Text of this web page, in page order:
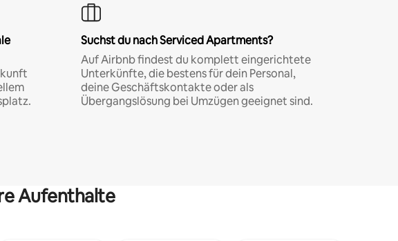
Suchst du nach Serviced Apartments?
Auf Airbnb findest du komplett eingerichtete
Unterkünfte, die bestens für dein Personal,
deine Geschäftskontakte oder als
Übergangslösung bei Umzügen geeignet sind.
Aufenthalte